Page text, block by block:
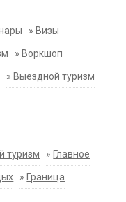
» Визы
» Воркшоп
» Выездной туризм
туризм » Главное
» Граница